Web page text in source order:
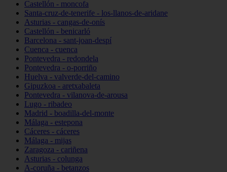
Castellón - moncofa
Santa-cruz-de-tenerife - los-llanos-de-aridane
Asturias - cangas-de-onís
Castellón - benicarló
Barcelona - sant-joan-despí
Cuenca - cuenca
Pontevedra - redondela
Pontevedra - o-porriño
Huelva - valverde-del-camino
Gipuzkoa - aretxabaleta
Pontevedra - vilanova-de-arousa
Lugo - ribadeo
Madrid - boadilla-del-monte
Málaga - estepona
Cáceres - cáceres
Málaga - mijas
Zaragoza - cariñena
Asturias - colunga
A-coruña - betanzos